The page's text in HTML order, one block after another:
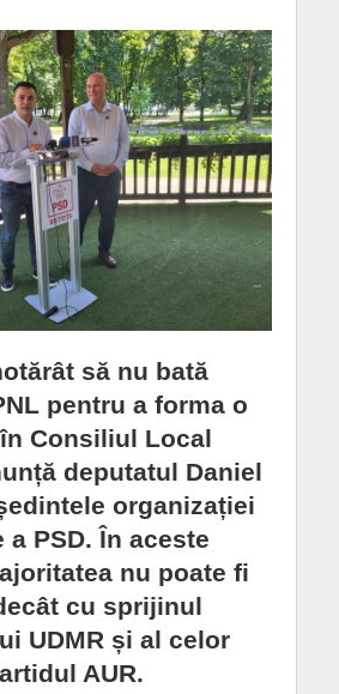
să nu bată
pentru a forma o
Consiliul Local
deputatul Daniel
organizației
PSD. În aceste
nu poate fi
cu sprijinul
UDMR și al celor
AUR.